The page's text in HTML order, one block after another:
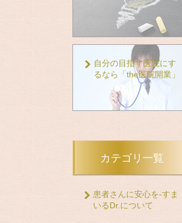
自分の目指す医院にす
るなら「the医院開業」
カテゴリ一覧
患者さんに安心を-すま
いるDr.について